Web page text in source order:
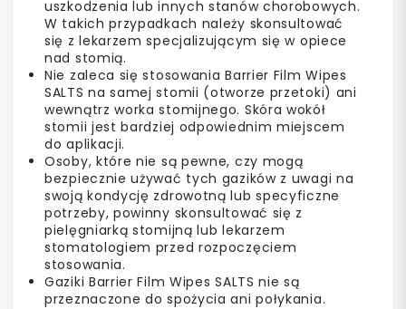
uszkodzenia lub innych stanów chorobowych.
W takich przypadkach należy skonsultować
się z lekarzem specjalizującym się w opiece
nad stomią.
Nie zaleca się stosowania Barrier Film Wipes
SALTS na samej stomii (otworze przetoki) ani
wewnątrz worka stomijnego. Skóra wokół
stomii jest bardziej odpowiednim miejscem
do aplikacji.
Osoby, które nie są pewne, czy mogą
bezpiecznie używać tych gazików z uwagi na
swoją kondycję zdrowotną lub specyficzne
potrzeby, powinny skonsultować się z
pielęgniarką stomijną lub lekarzem
stomatologiem przed rozpoczęciem
stosowania.
Gaziki Barrier Film Wipes SALTS nie są
przeznaczone do spożycia ani połykania.